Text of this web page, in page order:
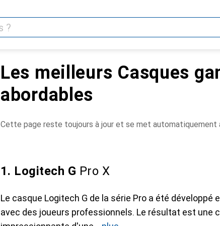
Les meilleurs Casques
abordables
Cette page reste toujours à jour et se met automatiquement
1. Logitech G Pro X
Le casque Logitech G de la série Pro a été développé
avec des joueurs professionnels. Le résultat est une